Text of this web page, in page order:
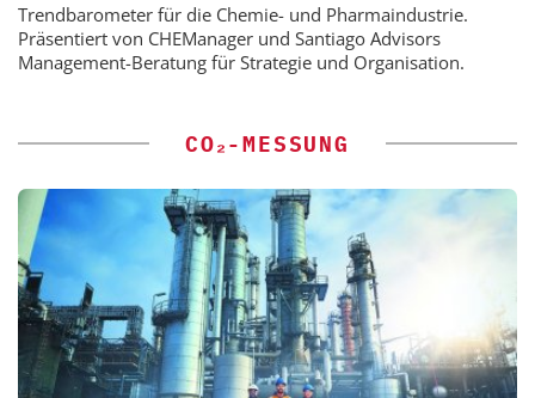
Trendbarometer für die Chemie- und Pharmaindustrie.
Präsentiert von CHEManager und Santiago Advisors
Management-Beratung für Strategie und Organisation.
CO₂-MESSUNG